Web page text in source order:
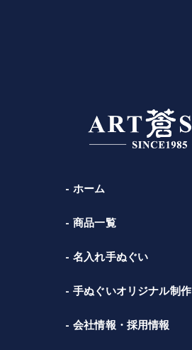
ホーム
商品一覧
名入れ手ぬぐい
手ぬぐいオリジナル制作
会社情報・採用情報